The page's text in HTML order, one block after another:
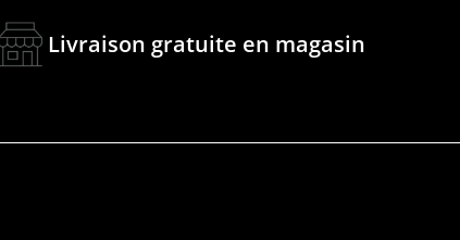
Livraison gratuite en magasin